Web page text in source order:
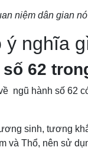
niệm dân gian
ý nghĩa
62
ngũ hành số 62
sinh, tương
và Thổ, nên sử